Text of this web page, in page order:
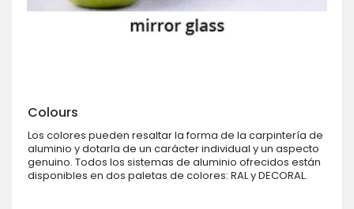
Colours
Los colores pueden resaltar la forma de la carpintería de
aluminio y dotarla de un carácter individual y un aspecto
genuino. Todos los sistemas de aluminio ofrecidos están
disponibles en dos paletas de colores: RAL y DECORAL.